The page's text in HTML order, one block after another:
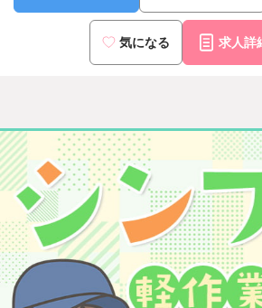
気になる 求人詳